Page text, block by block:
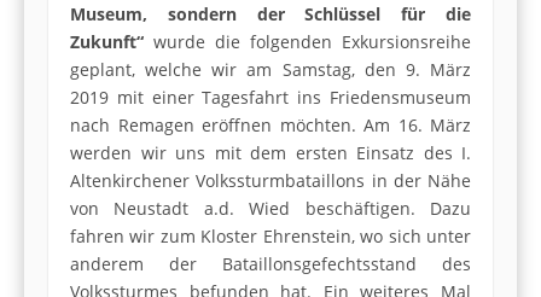
Museum, sondern der Schlüssel für die
Zukunft“ wurde die folgenden Exkursionsreihe
geplant, welche wir am Samstag, den 9. März
2019 mit einer Tagesfahrt ins Friedensmuseum
nach Remagen eröffnen möchten. Am 16. März
werden wir uns mit dem ersten Einsatz des I.
Altenkirchener Volkssturmbataillons in der Nähe
von Neustadt a.d. Wied beschäftigen. Dazu
fahren wir zum Kloster Ehrenstein, wo sich unter
anderem der Bataillonsgefechtsstand des
Volkssturmes befunden hat. Ein weiteres Mal